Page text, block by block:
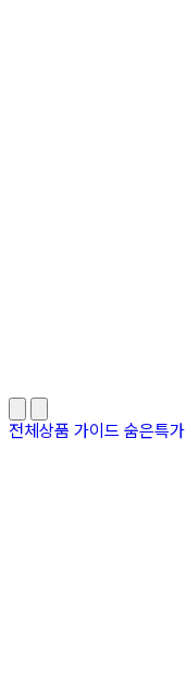
전체상품 가이드 숨은특가